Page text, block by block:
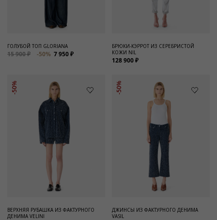
ГОЛУБОЙ ТОП GLORIANA
15 900 ₽ -50% 7 950 ₽
БРЮКИ-КЭРРОТ ИЗ СЕРЕБРИСТОЙ
КОЖИ NIL
128 900 ₽
-50%
ВЕРХНЯЯ РУБАШКА ИЗ ФАКТУРНОГО
ДЕНИМА VELINI
-50%
ДЖИНСЫ ИЗ ФАКТУРНОГО ДЕНИМА
VASIL